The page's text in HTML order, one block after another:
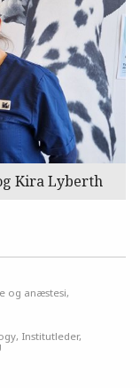
Kira Lyberth
og anæstesi,
Institutleder,